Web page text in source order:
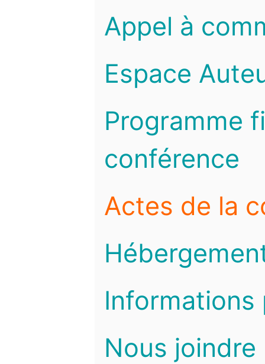
Appel à
Espace
Programme
conférence
Actes de la
Informations
Nous joindre